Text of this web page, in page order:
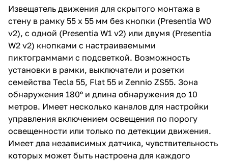
Извещатель движения для скрытого монтажа в
стену в рамку 55 x 55 мм без кнопки (Presentia W0
v2), с одной (Presentia W1 v2) или двумя (Presentia
W2 v2) кнопками с настраиваемыми
пиктограммами с подсветкой. Возможность
установки в рамки, выключатели и розетки
семейства Tecla 55, Flat 55 и Zennio ZS55. Зона
обнаружения 180º и длина обнаружения до 10
метров. Имеет несколько каналов для настройки
управления включением освещения по порогу
освещенности или только по детекции движения.
Имеет два независимых датчика, чувствительность
которых может быть настроена для каждого